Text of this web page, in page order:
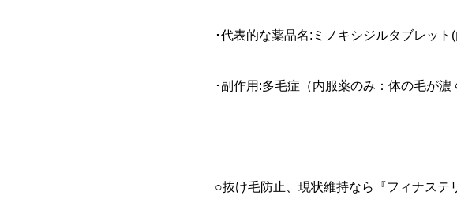
･代表的な薬品名:ミノキシジルタブレッ
･副作用:多毛症（内服薬のみ：体の毛が
○抜け毛防止、現状維持なら『フィナステ